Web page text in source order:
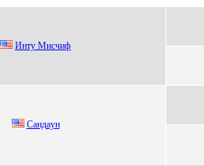
Инту Mисчиф
Caндaун